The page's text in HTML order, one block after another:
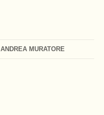
ANDREA MURATORE